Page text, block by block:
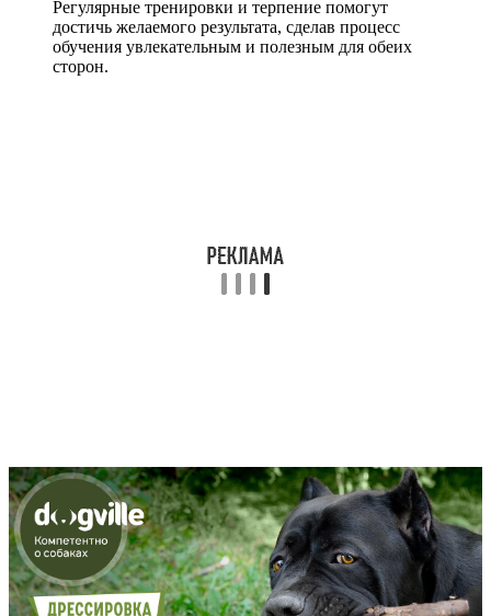
Регулярные тренировки и терпение помогут
достичь желаемого результата, сделав процесс
обучения увлекательным и полезным для обеих
сторон.